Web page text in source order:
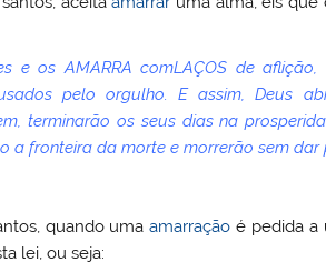
e osAMARRA comLAÇOS de aflição,
pelo orgulho. E assim, Deus
terminarão os seus dias na
a fronteira da morte e morrerão sem dar
quando umaamarração é pedida a
lei, ou seja: